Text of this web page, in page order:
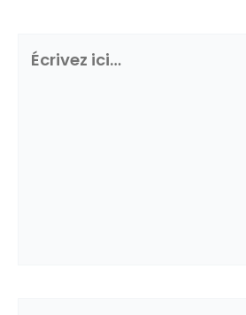
Écrivez
ici…